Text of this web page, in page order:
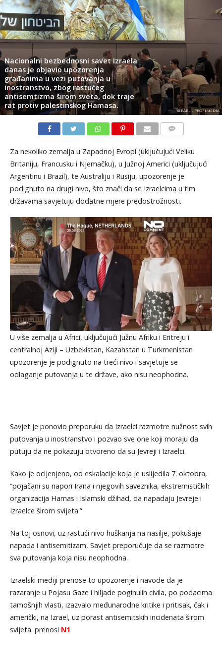
Nacionalni bezbednosni savet Izraela
danas je objavio upozorenja
građanima u vezi putovanja u
inostranstvo, zbog rastućeg
antisemtizma širom sveta, dok traje
rat protiv palestinskog Hamasa.
IZRAEL - PROFIMEDIA
Za nekoliko zemalja u Zapadnoj Evropi (uključujući Veliku
Britaniju, Francusku i Njemačku), u Južnoj Americi (uključujući
Argentinu i Brazil), te Australiju i Rusiju, upozorenje je
podignuto na drugi nivo, što znači da se Izraelcima u tim
državama savjetuju dodatne mjere predostrožnosti.
U više zemalja u Africi, uključujući Južnu Afriku i Eritreju i
centralnoj Aziji – Uzbekistan, Kazahstan u Turkmenistan
upozorenje je podignuto na treći nivo i savjetuje se
odlaganje putovanja u te države, ako nisu neophodna.
Savjet je ponovio preporuku da Izraelci razmotre nužnost svih
putovanja u inostranstvo i pozvao sve one koji moraju da
putuju da ne pokazuju otvoreno da su Jevreji i Izraelci.
Kako je ocijenjeno, od eskalacije koja je uslijedila 7. oktobra,
“pojačani su napori Irana i njegovih saveznika, ekstremističkih
organizacija Hamas i Islamski džihad, da napadaju Jevreje i
Izraelce širom svijeta.”
Na toj osnovi, uz rastući nivo huškanja na nasilje, pokušaje
napada i antisemitizam, Savjet preporučuje da se razmotre
sva putovanja koja nisu neophodna.
Izraelski mediji prenose to upozorenje i navode da je
razaranje u Pojasu Gaze i hiljade poginulih civila, po podacima
tamošnjih vlasti, izazvalo međunarodne kritike i pritisak, čak i
američki, na Izrael, uz porast antisemitskih incidenata širom
svijeta. prenosi N1